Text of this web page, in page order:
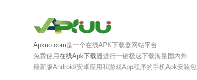
Apkuo.com是一个在线APK下载器网站平台
免费使用在线Apk下载器进行一键极速下载海量国内外
最新版Android/安卓应用和游戏App程序的手机Apk安装包